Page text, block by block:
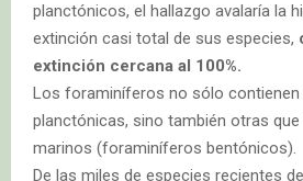
planctónicos, el hallazgo avalaría la
extinción casi total de sus especies,
extinción cercana al 100%.
Los foraminíferos no sólo contienen
planctónicas, sino también otras
marinos (foraminíferos bentónicos).
De las miles de especies recientes